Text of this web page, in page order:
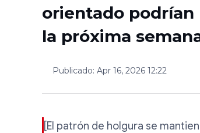
orientado
la próxima
Publicado: Apr 16, 2026 12:22
[El patrón de holgura se